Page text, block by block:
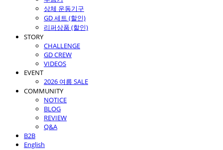
상체 운동기구
GD 세트 (할인)
리퍼상품 (할인)
STORY
CHALLENGE
GD CREW
VIDEOS
EVENT
2026 여름 SALE
COMMUNITY
NOTICE
BLOG
REVIEW
Q&A
B2B
English